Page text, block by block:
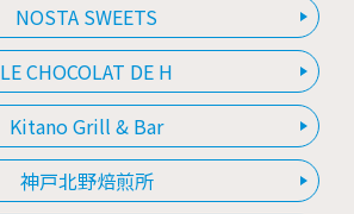
NOSTA SWEETS
LE CHOCOLAT DE H
Kitano Grill & Bar
神戸北野焙煎所